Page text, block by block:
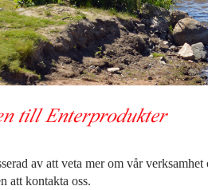
av att veta mer om vår
att kontakta oss.